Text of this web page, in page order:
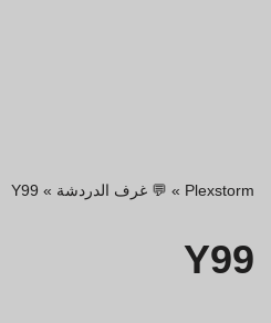
Plexstorm
» 💬 غرف الدردشة »
Y99
Y99